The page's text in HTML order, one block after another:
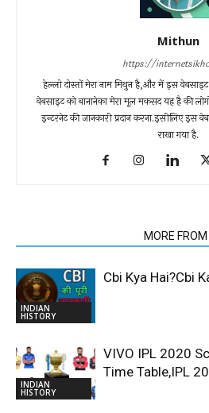
Mithun
https://
हेल्लो दोस्तों मेरा नाम मिथुन है,और में इस
वेबसाइट को बानानेका मेरा मूल मकसद यह है की
इन्टरनेट की जानकारी प्रदान करना.इसीलिए
राखा गया है.
MORE
INDIAN
HISTORY
Cbi Kya Hai?Cbi
INDIAN
HISTORY
VIVO IPL 2020
Time Table,IPL